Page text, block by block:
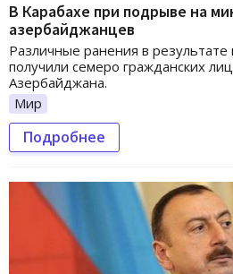
В Карабахе при подрыве на
азербайджанцев
Различные ранения в
получили семеро гражданских
Азербайджана.
Мир
Подробнее